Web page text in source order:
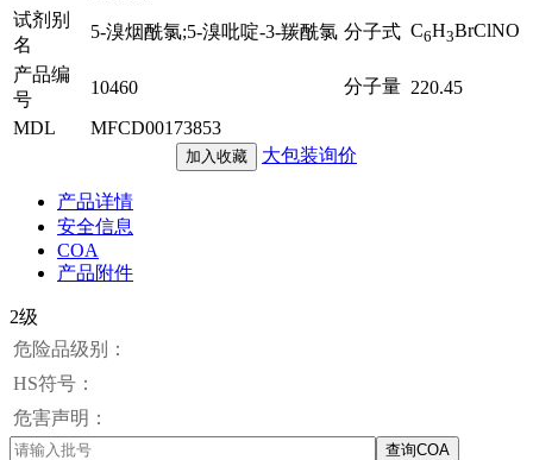
试剂别
名
5-溴烟酰氯;5-溴吡啶-3-羰酰氯 分子式 C6H3BrClNO
产品编
号
10460 分子量 220.45
MDL
MFCD00173853
加入收藏 大包装询价
产品详情
安全信息
COA
产品附件
2级
危险品级别：
HS符号：
危害声明：
查询COA